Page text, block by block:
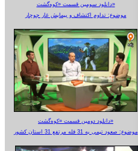
دانلود سومین قسمت «کوه‌گشت»
موضوع: تداوم اکتشاف و پیمایش غار جوجار
دانلود دومین قسمت «کوه‌گشت»
موضوع: صعود تیمی به 31 قله مرتفع 31 استان کشور